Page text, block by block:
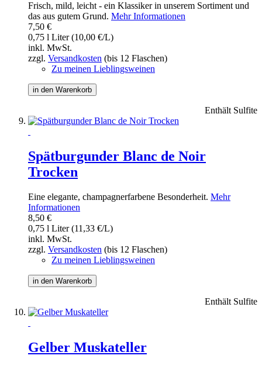
Frisch, mild, leicht - ein Klassiker in unserem Sortiment und
das aus gutem Grund. Mehr Informationen
7,50 €
0,75 l Liter (10,00 €/L)
inkl. MwSt.
zzgl. Versandkosten (bis 12 Flaschen)
Zu meinen Lieblingsweinen
in den Warenkorb
Enthält Sulfite
Spätburgunder Blanc de Noir
Trocken
Eine elegante, champagnerfarbene Besonderheit. Mehr
Informationen
8,50 €
0,75 l Liter (11,33 €/L)
inkl. MwSt.
zzgl. Versandkosten (bis 12 Flaschen)
Zu meinen Lieblingsweinen
in den Warenkorb
Enthält Sulfite
Gelber Muskateller